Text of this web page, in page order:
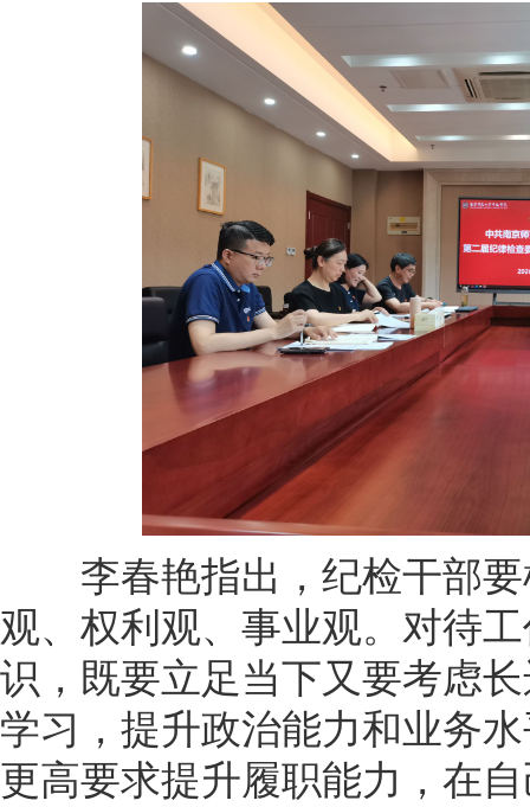
李春艳指出，纪检干部要
观、权利观、事业观。对待
识，既要立足当下又要考虑
学习，提升政治能力和业务
更高要求提升履职能力，在